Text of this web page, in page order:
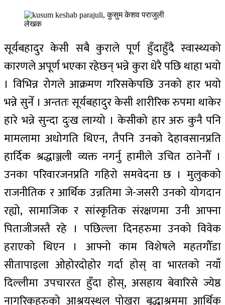
लेखक
सूर्यबहादुर केसी सबै कुराले पूर्ण हुँदाहुँदै स्वास्थ्यको
कारणले अपूर्ण भएका रहेछन् भन्ने कुरा धेरै पछि थाहा भयो
। विभिन्न रोगले आक्रमण गरिसकेपछि उनको हार भयो
भन्ने सुनेँ । अन्ततः सूर्यबहादुर केसी शारीरिक रुपमा थाकेर
हारे भन्ने सुन्दा दुःख लाग्यो । केसीको हार अरु कुनै पनि
मामलामा अधोगति थिएन, तैपनि उनको देहावसानप्रति
हार्दिक श्रद्धाञ्जली व्यक्त नगर्नु हामीले उचित ठानेनौँ ।
उनका परिवारजनप्रति गहिरो समवेदना छ । मुलुकको
राजनीतिक र आर्थिक उन्नतिमा जे-जसरी उनको योगदान
रह्यो, सामाजिक र सांस्कृतिक संरक्षणमा उनी आफ्ना
पिताजीजस्तै रहे । पछिल्ला दिनहरुमा उनको विवेक
हराएको थिएन । आफ्नो काम विशेषले महतगौँडा
सीतापाइला ओहोरदोहोर गर्दा होस् वा भारतको नयाँ
दिल्लीमा उपचाररत हुँदा होस्, असहाय बेवारिसे ज्येष्ठ
नागरिकहरुको आश्रयस्थल पोखरा बृद्धाश्रममा आर्थिक